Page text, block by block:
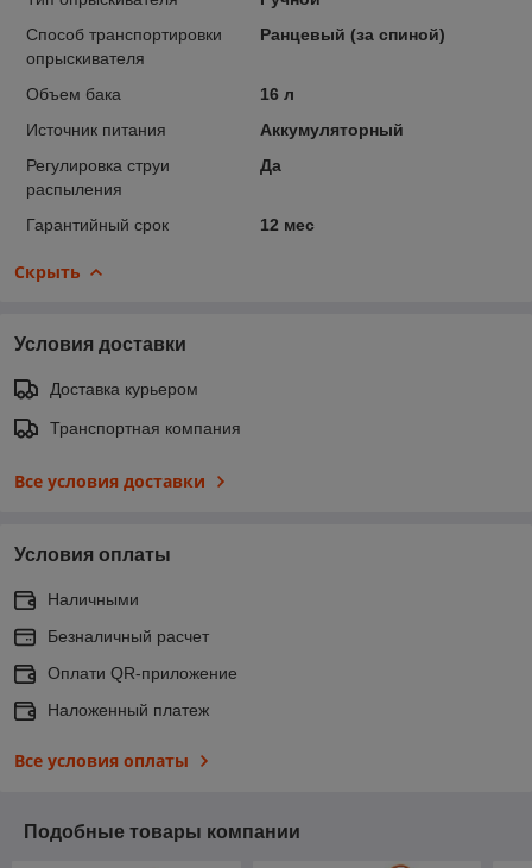
Способ транспортировки
опрыскивателя
Ранцевый (за спиной)
Объем бака
16 л
Источник питания
Аккумуляторный
Регулировка струи
распыления
Да
Гарантийный срок 12 мес
Скрыть
Условия доставки
Доставка курьером
Транспортная компания
Все условия доставки
Условия оплаты
Наличными
Безналичный расчет
Оплати QR-приложение
Наложенный платеж
Все условия оплаты
Подобные товары компании